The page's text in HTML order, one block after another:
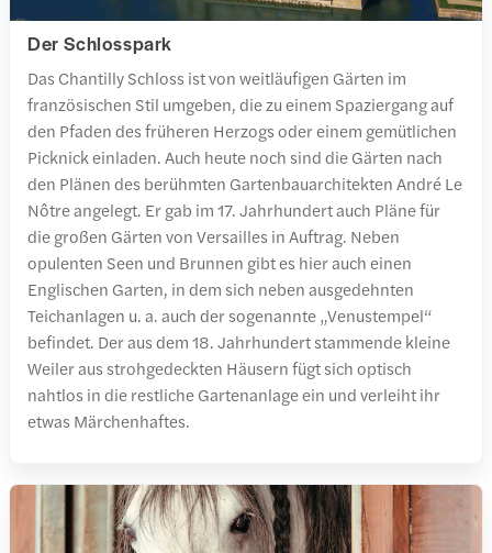
Der Schlosspark
Das Chantilly Schloss ist von weitläufigen Gärten im
französischen Stil umgeben, die zu einem Spaziergang auf
den Pfaden des früheren Herzogs oder einem gemütlichen
Picknick einladen. Auch heute noch sind die Gärten nach
den Plänen des berühmten Gartenbauarchitekten André Le
Nôtre angelegt. Er gab im 17. Jahrhundert auch Pläne für
die großen Gärten von Versailles in Auftrag. Neben
opulenten Seen und Brunnen gibt es hier auch einen
Englischen Garten, in dem sich neben ausgedehnten
Teichanlagen u. a. auch der sogenannte „Venustempel“
befindet. Der aus dem 18. Jahrhundert stammende kleine
Weiler aus strohgedeckten Häusern fügt sich optisch
nahtlos in die restliche Gartenanlage ein und verleiht ihr
etwas Märchenhaftes.